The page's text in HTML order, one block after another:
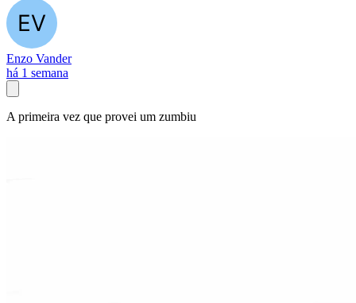
Enzo Vander
há 1 semana
A primeira vez que provei um zumbiu